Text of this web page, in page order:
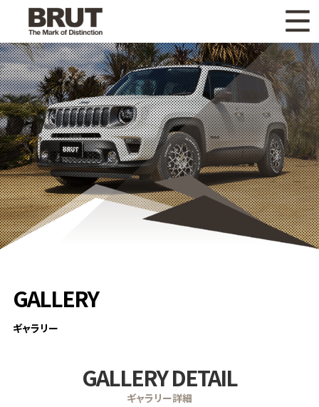
WHAT'S NEW ニュース
WHEEL LINEUP ホイールラインナップ
OTHER PRODUCT 関連製品
GALLERY ギャラリー
CATALOG カタログ請求
PRIVACY POLICY 個人情報保護方針
GALLERY
ギャラリー
GALLERY DETAIL
ギャラリー詳細